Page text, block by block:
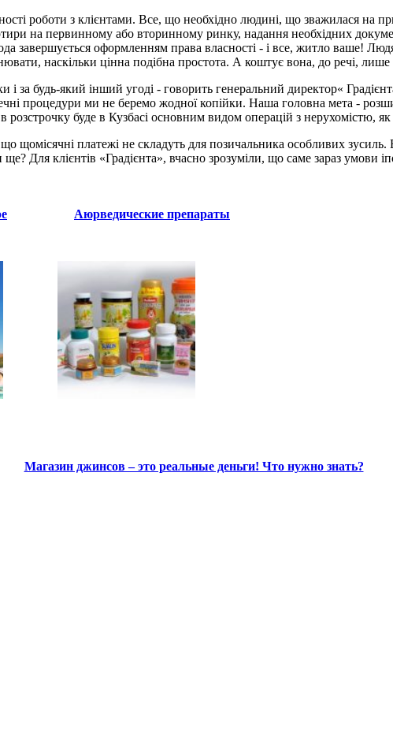
роботи з клієнтами. Все, що необхідно людині, що зважилася на
на первинному або вторинному ринку, надання необхідних
завершується оформленням права власності - і все, житло ваше!
наскільки цінна подібна простота. А коштує вона, до речі, лише
і за будь-який інший угоді - говорить генеральний директор«
процедури ми не беремо жодної копійки. Наша головна мета -
буде в Кузбасі основним видом операцій з нерухомістю,
щомісячні платежі не складуть для позичальника особливих
Для клієнтів «Градієнта», вчасно зрозуміли, що саме зараз умови
Аюрведические препараты
Магазин джинсов – это реальные деньги! Что нужно знать?